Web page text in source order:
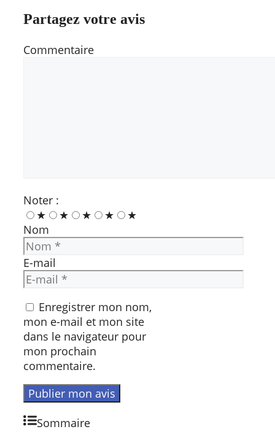
Partagez votre avis
Commentaire
Noter :
★
★ ★ ★
★
Nom
E-mail
Enregistrer mon nom,
mon e-mail et mon site
dans le navigateur pour
mon prochain
commentaire.
Sommaire